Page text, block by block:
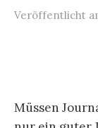
Veröffentlicht
Müssen